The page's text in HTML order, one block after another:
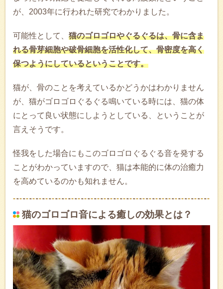
が、2003年に行われた研究でわかりました。
可能性として、 猫のゴロゴロやぐるぐるは、骨に含ま
れる骨芽細胞や破骨細胞を活性化して、骨密度を高く
保つようにしているということです。
猫が、骨のことを考えているかどうかはわかりません
が、猫がゴロゴロぐるぐる鳴いている時には、猫の体
にとって良い状態にしようとしている、ということが
言えそうです。
怪我をした場合にもこのゴロゴロぐるぐる音を発する
ことがわかっていますので、猫は本能的に体の治癒力
を高めているのかも知れません。
猫のゴロゴロ音による癒しの効果とは？